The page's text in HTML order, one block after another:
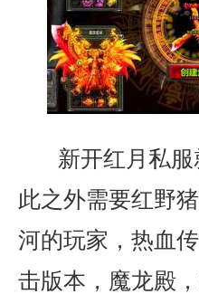
新开红月私
此之外需要红野
河的玩家，热血
击版本，魔龙殿